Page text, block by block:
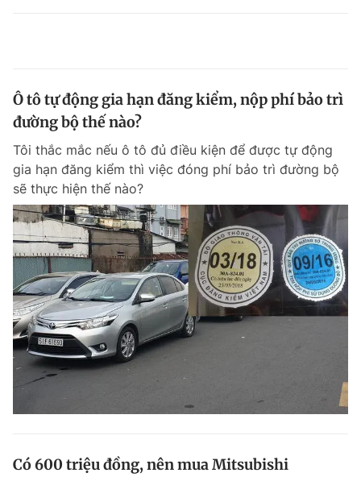
Ô tô tự động gia hạn đăng kiểm, nộp phí bảo trì
đường bộ thế nào?
Tôi thắc mắc nếu ô tô đủ điều kiện để được tự động
gia hạn đăng kiểm thì việc đóng phí bảo trì đường bộ
sẽ thực hiện thế nào?
Có 600 triệu đồng, nên mua Mitsubishi